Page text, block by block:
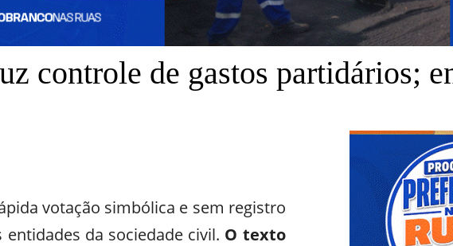
controle de gastos partidários;
votação simbólica e sem registro
da sociedade civil. O texto